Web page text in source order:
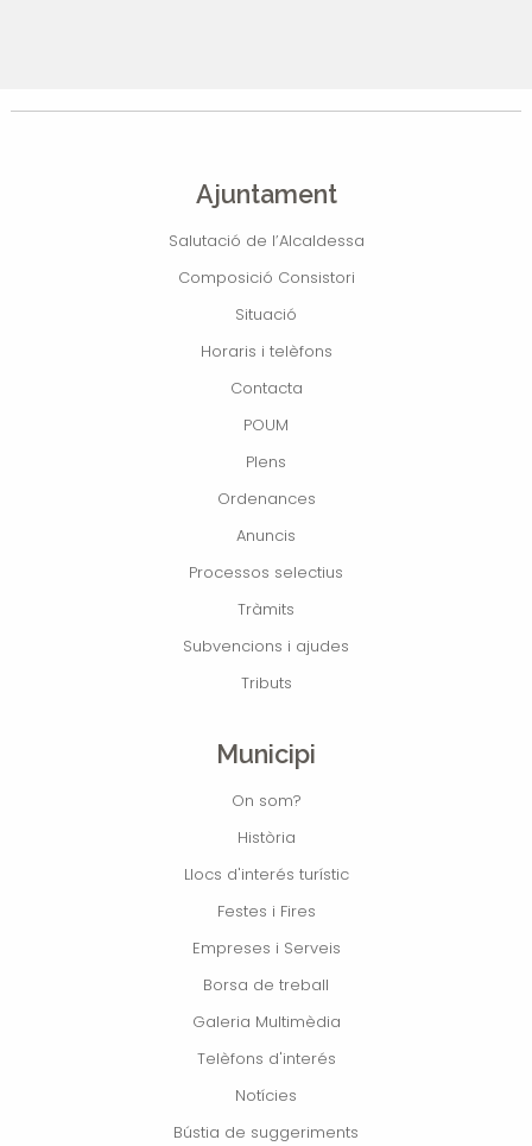
Ajuntament
Salutació de l’Alcaldessa
Composició Consistori
Situació
Horaris i telèfons
Contacta
POUM
Plens
Ordenances
Anuncis
Processos selectius
Tràmits
Subvencions i ajudes
Tributs
Municipi
On som?
Història
Llocs d'interés turístic
Festes i Fires
Empreses i Serveis
Borsa de treball
Galeria Multimèdia
Telèfons d'interés
Notícies
Bústia de suggeriments